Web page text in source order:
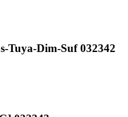
Dim-Suf 032342